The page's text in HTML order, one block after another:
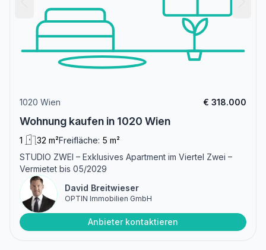
1020 Wien € 318.000
Wohnung kaufen in 1020 Wien
1 32 m²Freifläche: 5 m²
STUDIO ZWEI – Exklusives Apartment im Viertel Zwei –
Vermietet bis 05/2029
David Breitwieser
OPTIN Immobilien GmbH
Anbieter kontaktieren